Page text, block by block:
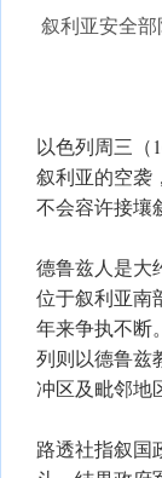
叙利亚安全
以色列周三（
叙利亚的空袭
不会容许接壤
德鲁兹人是大
位于叙利亚南
年来争执不断
列则以德鲁兹
冲区及毗邻地
路透社指叙国